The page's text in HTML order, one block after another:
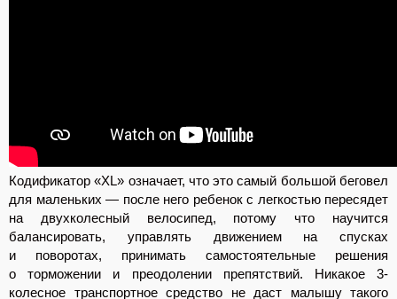
Кодификатор «XL» означает, что это самый большой беговел
для маленьких — после него ребенок с легкостью пересядет
на двухколесный велосипед, потому что научится
балансировать, управлять движением на спусках
и поворотах, принимать самостоятельные решения
о торможении и преодолении препятствий. Никакое 3-
колесное транспортное средство не даст малышу такого